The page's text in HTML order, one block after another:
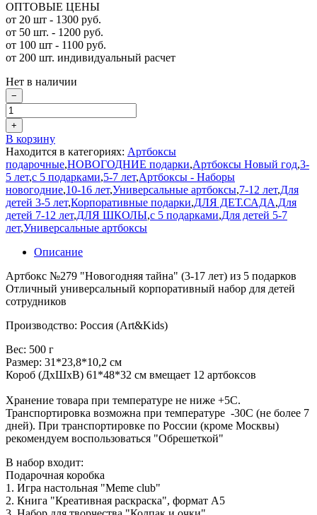
ОПТОВЫЕ ЦЕНЫ
от 20 шт - 1300 руб.
от 50 шт. - 1200 руб.
от 100 шт - 1100 руб.
от 200 шт. индивидуальный расчет
Нет в наличии
−
+
В корзину
Находится в категориях: Артбоксы
подарочные,НОВОГОДНИЕ подарки,Артбоксы Новый год,3-
5 лет,с 5 подарками,5-7 лет,Артбоксы - Наборы
новогодние,10-16 лет,Универсальные артбоксы,7-12 лет,Для
детей 3-5 лет,Корпоративные подарки,ДЛЯ ДЕТ.САДА,Для
детей 7-12 лет,ДЛЯ ШКОЛЫ,с 5 подарками,Для детей 5-7
лет,Универсальные артбоксы
Описание
Артбокс №279 "Новогодняя тайна" (3-17 лет) из 5 подарков
Отличный универсальный корпоративный набор для детей
сотрудников
Производство: Россия (Art&Kids)
Вес: 500 г
Размер: 31*23,8*10,2 см
Короб (ДхШхВ) 61*48*32 см вмещает 12 артбоксов
Хранение товара при температуре не ниже +5С.
Транспортировка возможна при температуре -30С (не более 7
дней). При транспортировке по России (кроме Москвы)
рекомендуем воспользоваться "Обрешеткой"
В набор входит:
Подарочная коробка
1. Игра настольная "Meme club"
2. Книга "Креативная раскраска", формат А5